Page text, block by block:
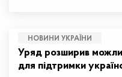
НОВИНИ УКРАЇНИ
Уряд розширив
для підтримки